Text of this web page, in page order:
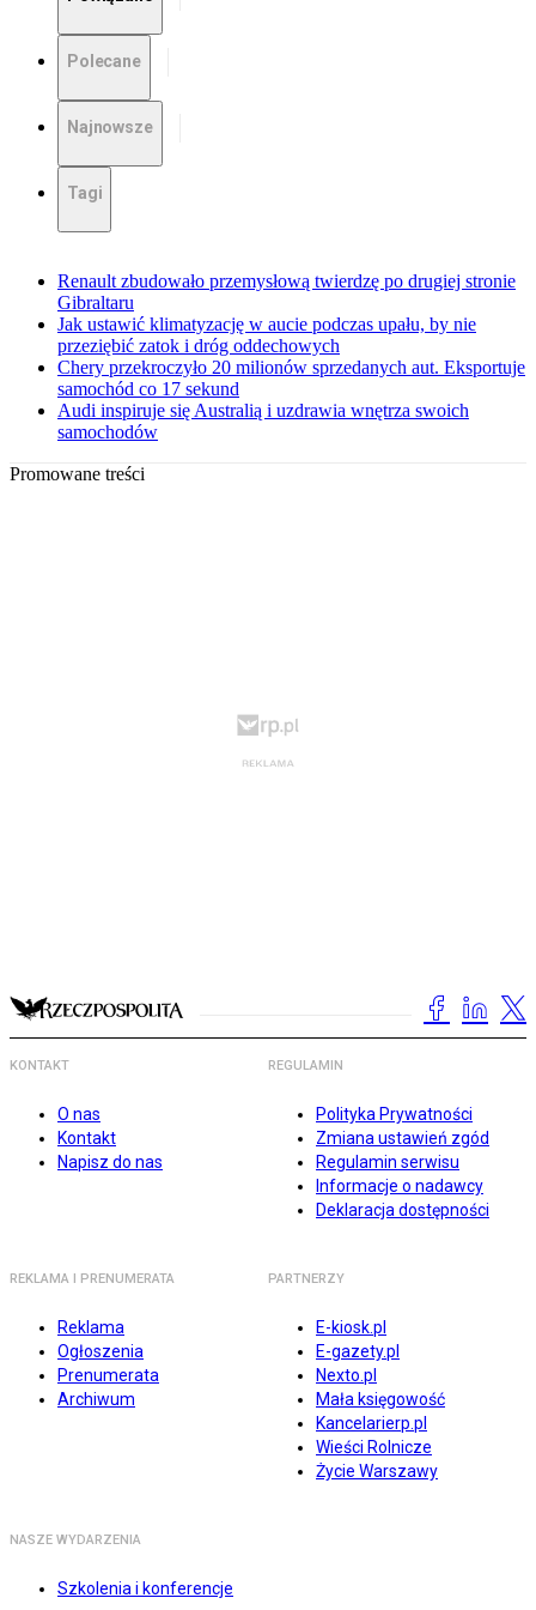
Polecane
Najnowsze
Tagi
Renault zbudowało przemysłową twierdzę po drugiej stronie
Gibraltaru
Jak ustawić klimatyzację w aucie podczas upału, by nie
przeziębić zatok i dróg oddechowych
Chery przekroczyło 20 milionów sprzedanych aut. Eksportuje
samochód co 17 sekund
Audi inspiruje się Australią i uzdrawia wnętrza swoich
samochodów
Promowane treści
KONTAKT
O nas
Kontakt
Napisz do nas
REGULAMIN
Polityka Prywatności
Zmiana ustawień zgód
Regulamin serwisu
Informacje o nadawcy
Deklaracja dostępności
REKLAMA I PRENUMERATA
Reklama
Ogłoszenia
Prenumerata
Archiwum
PARTNERZY
E-kiosk.pl
E-gazety.pl
Nexto.pl
Mała księgowość
Kancelarierp.pl
Wieści Rolnicze
Życie Warszawy
NASZE WYDARZENIA
Szkolenia i konferencje